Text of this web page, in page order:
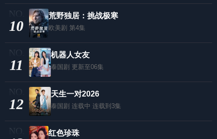
10
荒野独居：挑战极寒
欧美剧 第4集
11
机器人女友
泰国剧 更新至06集
12
天生一对2026
泰国剧 连载中 连载到3集
红色珍珠